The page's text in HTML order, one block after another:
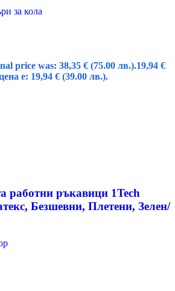
за кола
price was: 38,35 € (75.00 лв.).19,94 €
е: 19,94 € (39.00 лв.).
работни ръкавици 1Tech
Безшевни, Плетени, Зелен/